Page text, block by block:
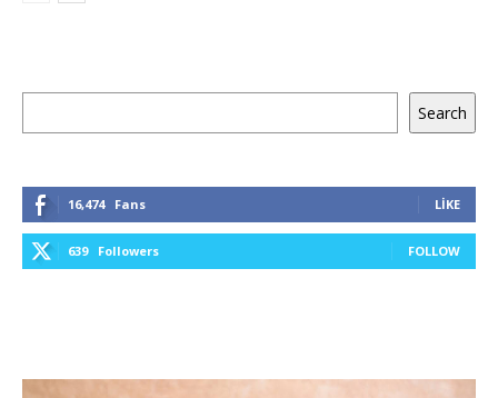
Search
16,474 Fans LIKE
639 Followers FOLLOW